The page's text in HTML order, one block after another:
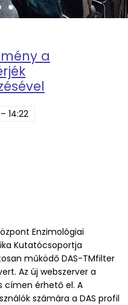
a
14:22
Enzimológiai
Kutatócsoportja
működő DAS-TMfilter
Az új webszerver a
címen érhető el. A
számára a DAS profil